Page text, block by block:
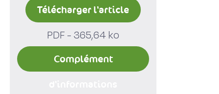
Télécharger l'article
PDF - 365,64 ko
Complément